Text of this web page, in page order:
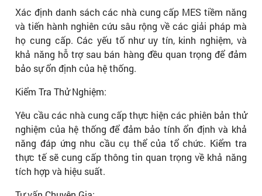
Xác định danh sách các nhà cung cấp MES tiềm năng
và tiến hành nghiên cứu sâu rộng về các giải pháp mà
họ cung cấp. Các yếu tố như uy tín, kinh nghiệm, và
khả năng hỗ trợ sau bán hàng đều quan trọng để đảm
bảo sự ổn định của hệ thống.
Kiểm Tra Thử Nghiệm:
Yêu cầu các nhà cung cấp thực hiện các phiên bản thử
nghiệm của hệ thống để đảm bảo tính ổn định và khả
năng đáp ứng nhu cầu cụ thể của tổ chức. Kiểm tra
thực tế sẽ cung cấp thông tin quan trọng về khả năng
tích hợp và hiệu suất.